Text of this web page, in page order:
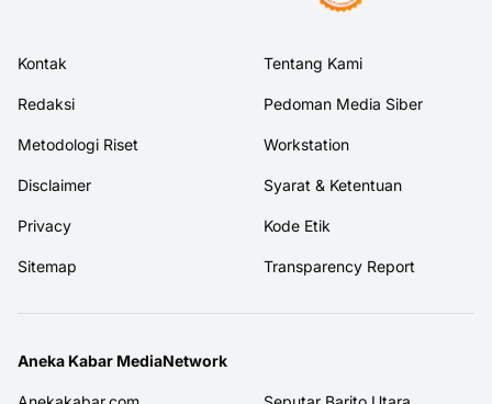
Kontak Tentang Kami
Redaksi Pedoman Media Siber
Metodologi Riset Workstation
Disclaimer Syarat & Ketentuan
Privacy Kode Etik
Sitemap Transparency Report
Aneka Kabar MediaNetwork